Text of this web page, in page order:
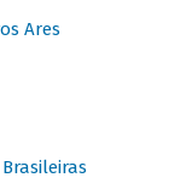
Ares